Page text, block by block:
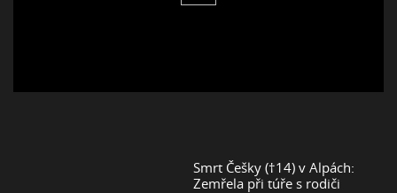
Smrt Češky (†14) v Alpách:
Zemřela při túře s rodiči